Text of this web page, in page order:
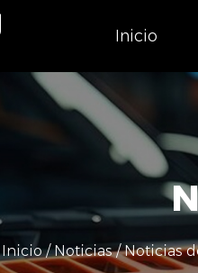
Inicio
Inicio/Noticias/Noticias